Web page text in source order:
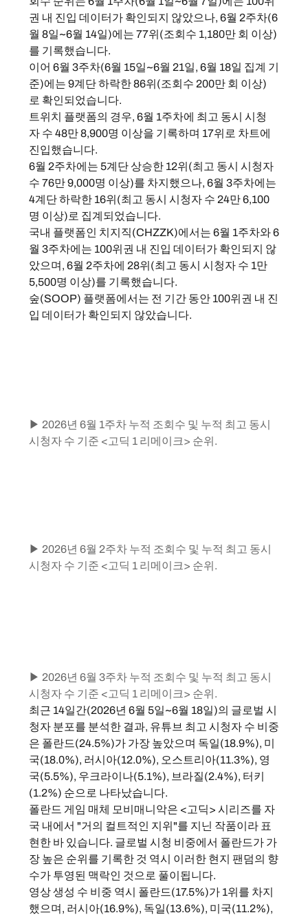
권 내 진입 데이터가 확인되지 않았으나, 6월 2주차(6
월 8일~6월 14일)에는 77위(조회수 1,180만 회 이상)
를 기록했습니다.
이어 6월 3주차(6월 15일~6월 21일, 6월 18일 집계 기
준)에는 9계단 하락한 86위(조회수 200만 회 이상)
로 확인되었습니다.
트위치 플랫폼의 경우, 6월 1주차에 최고 동시 시청
자 수 48만 8,900명 이상을 기록하며 17위로 차트에
진입했습니다.
6월 2주차에는 5계단 상승한 12위(최고 동시 시청자
수 76만 9,000명 이상)를 차지했으나, 6월 3주차에는
4계단 하락한 16위(최고 동시 시청자 수 24만 6,100
명 이상)로 집계되었습니다.
국내 플랫폼인 치지직(CHZZK)에서는 6월 1주차와 6
월 3주차에는 100위권 내 진입 데이터가 확인되지 않
았으며, 6월 2주차에 28위(최고 동시 시청자 수 1만
5,500명 이상)를 기록했습니다.
숲(SOOP) 플랫폼에서는 전 기간 동안 100위권 내 진
입 데이터가 확인되지 않았습니다.
▶ 2026년 6월 1주차 누적 조회수 및 누적 최고 동시
시청자 수 기준 <고딕 1 리메이크> 순위.
▶ 2026년 6월 2주차 누적 조회수 및 누적 최고 동시
시청자 수 기준 <고딕 1 리메이크> 순위.
▶ 2026년 6월 3주차 누적 조회수 및 누적 최고 동시
시청자 수 기준 <고딕 1 리메이크> 순위.
최근 14일간(2026년 6월 5일~6월 18일)의 글로벌 시
청자 분포를 분석한 결과, 유튜브 최고 시청자 수 비중
은 폴란드(24.5%)가 가장 높았으며 독일(18.9%), 미
국(18.0%), 러시아(12.0%), 오스트리아(11.3%), 영
국(5.5%), 우크라이나(5.1%), 브라질(2.4%), 터키
(1.2%) 순으로 나타났습니다.
폴란드 게임 매체 모비매니악은 <고딕> 시리즈를 자
국 내에서 "거의 컬트적인 지위"를 지닌 작품이라 표
현한 바 있습니다. 글로벌 시청 비중에서 폴란드가 가
장 높은 순위를 기록한 것 역시 이러한 현지 팬덤의 향
수가 투영된 맥락인 것으로 풀이됩니다.
영상 생성 수 비중 역시 폴란드(17.5%)가 1위를 차지
했으며, 러시아(16.9%), 독일(13.6%), 미국(11.2%),